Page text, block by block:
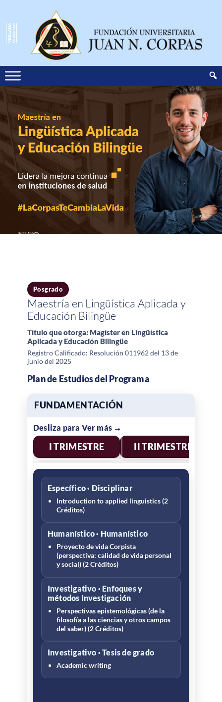
Posgrado
Maestría en Lingüística Aplicada y
Educación Bilingüe
Título que otorga: Magíster en Lingüística
Aplicada y Educación Bilingüe
Registro Calificado: Resolución 011962 del 13 de
junio del 2025
Plan de Estudios del Programa
FUNDAMENTACIÓN
I TRIMESTRE II TRIMESTRE
Específico · Disciplinar
Introduction to applied linguistics (2
Créditos)
Humanístico · Humanístico
Proyecto de vida Corpista
(perspectiva: calidad de vida personal
y social) (2 Créditos)
Investigativo · Enfoques y
métodos Investigación
Perspectivas epistemológicas (de la
filosofía a las ciencias y otros campos
del saber) (2 Créditos)
Investigativo · Tesis de grado
Academic writing